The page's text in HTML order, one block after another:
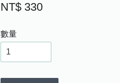
NT$ 330
數量